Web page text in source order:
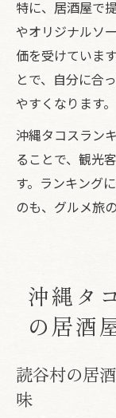
特に、居酒屋で
やオリジナルソ
価を受けていま
とで、自分に合
やすくなります。
沖縄タコスラン
ることで、観光
す。ランキング
のも、グルメ旅
沖縄タ
の居酒
読谷村の居
味